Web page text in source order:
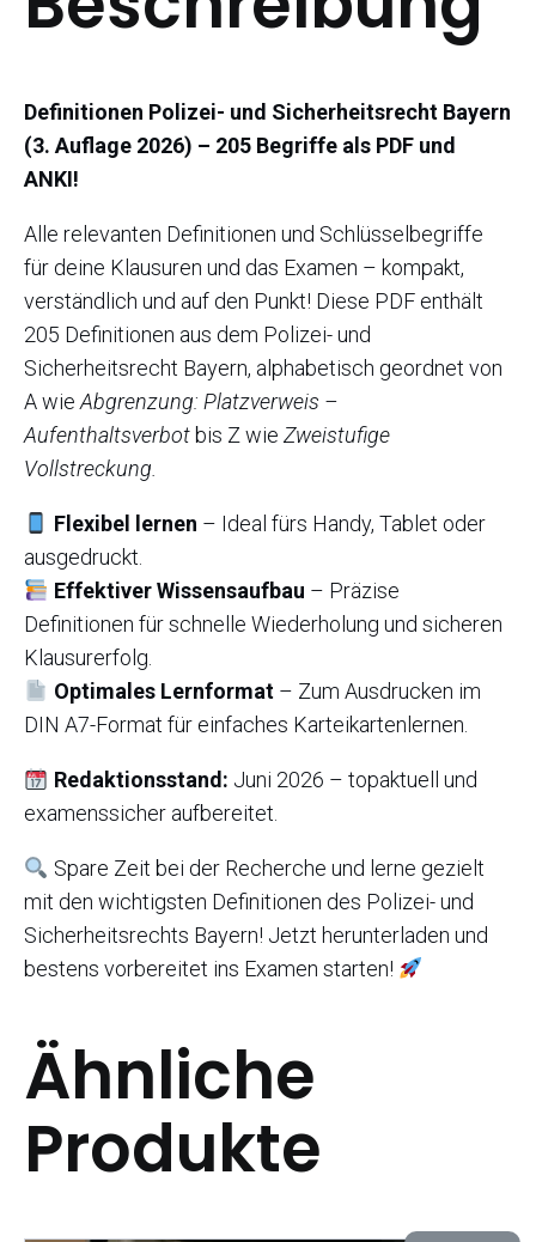
Definitionen Polizei- und Sicherheitsrecht Bayern
(3. Auflage 2026) – 205 Begriffe als PDF und
ANKI!
Alle relevanten Definitionen und Schlüsselbegriffe
für deine Klausuren und das Examen – kompakt,
verständlich und auf den Punkt! Diese PDF enthält
205 Definitionen aus dem Polizei- und
Sicherheitsrecht Bayern, alphabetisch geordnet von
A wie Abgrenzung: Platzverweis –
Aufenthaltsverbotbis Z wie Zweistufige
Vollstreckung.
Flexibel lernen – Ideal fürs Handy, Tablet oder
ausgedruckt.
Effektiver Wissensaufbau – Präzise
Definitionen für schnelle Wiederholung und sicheren
Klausurerfolg.
Optimales Lernformat– Zum Ausdrucken im
DIN A7-Format für einfaches Karteikartenlernen.
Redaktionsstand: Juni 2026 – topaktuell und
examenssicher aufbereitet.
Spare Zeit bei der Recherche und lerne gezielt
mit den wichtigsten Definitionen des Polizei- und
Sicherheitsrechts Bayern! Jetzt herunterladen und
bestens vorbereitet ins Examen starten!
Ähnliche
Produkte